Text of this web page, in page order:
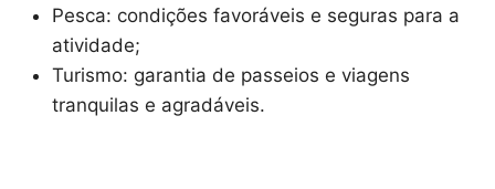
Pesca: condições favoráveis e seguras para a
atividade;
Turismo: garantia de passeios e viagens
tranquilas e agradáveis.